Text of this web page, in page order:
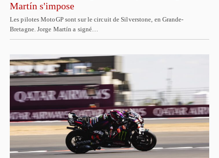
Martín s'impose
Les pilotes MotoGP sont sur le circuit de Silverstone, en Grande-
Bretagne. Jorge Martín a signé…